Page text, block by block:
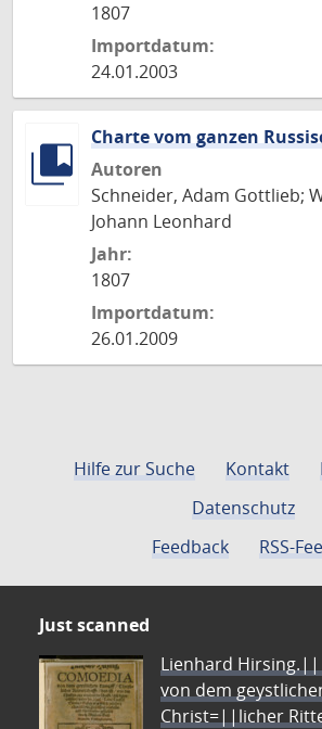
1807
Importdatum:
24.01.2003
Charte vom ganzen
Autoren
Schneider, Adam Gottlieb;
Johann Leonhard
Jahr:
1807
Importdatum:
26.01.2009
Hilfe zur Suche Kontakt
Datenschutz
Feedback
RSS-
Just scanned
Lienhard Hirsing.||
von dem
Christ=||licher